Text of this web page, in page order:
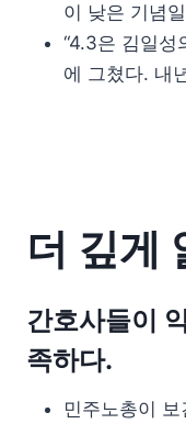
이 낮은 기념
“4.3은 김일성
에 그쳤다. 내
더 깊게
간호사들이
족하다.
민주노총이